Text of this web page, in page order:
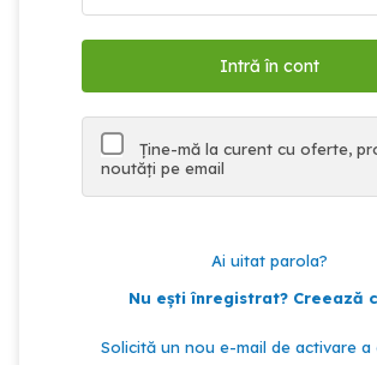
Ține-mă la curent cu oferte,
noutăți pe email
Ai uitat parola?
Nu ești înregistrat? Creează
Solicită un nou e-mail de activare a